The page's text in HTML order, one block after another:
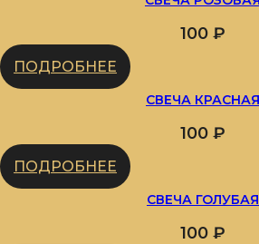
100 ₽
ПОДРОБНЕЕ
СВЕЧА КРАСНАЯ
100 ₽
ПОДРОБНЕЕ
СВЕЧА ГОЛУБАЯ
100 ₽